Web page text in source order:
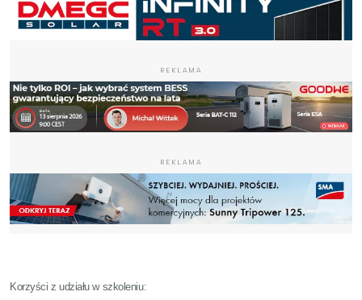
REKLAMA
REKLAMA
Korzyści z udziału w szkoleniu: